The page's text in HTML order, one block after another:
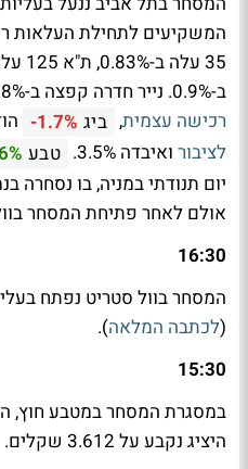
המשקיעים לתחילת העלאות
ב-0.9%. נייר חדרה קפצה ב-4.8% לאחר
רכישה עצמית, ביג -1.7%
לציבור ואיבדה 3.5%. טבע
אולם לאחר פתיחת המסחר
16:30
(לכתבה המלאה).
15:30
היציג נקבע על 3.612 שקלים.